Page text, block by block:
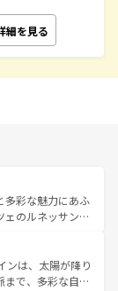
細を見る
多彩な魅力にあふ
ェのルネッサンス
ルフィ海岸の絶
合間には、本場の
堪能することも
ンは、太陽が降り
で、多彩な自然